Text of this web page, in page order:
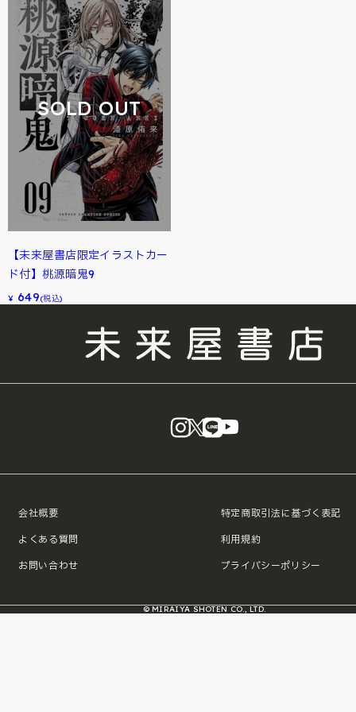
SOLD OUT
【未来屋書店限定イラストカー
ド付】桃源暗鬼9
¥ 649(税込)
instagram
X LINE
会社概要
よくある質問
お問い合わせ
特定商取引法に基づく表記
利用規約
プライバシーポリシー
© MIRAIYA SHOTEN CO., LTD.